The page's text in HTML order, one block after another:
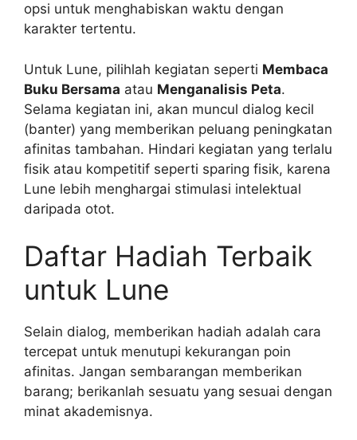
opsi untuk menghabiskan waktu dengan
karakter tertentu.
Untuk Lune, pilihlah kegiatan seperti Membaca
Buku Bersama atau Menganalisis Peta.
Selama kegiatan ini, akan muncul dialog kecil
(banter) yang memberikan peluang peningkatan
afinitas tambahan. Hindari kegiatan yang terlalu
fisik atau kompetitif seperti sparing fisik, karena
Lune lebih menghargai stimulasi intelektual
daripada otot.
Daftar Hadiah Terbaik
untuk Lune
Selain dialog, memberikan hadiah adalah cara
tercepat untuk menutupi kekurangan poin
afinitas. Jangan sembarangan memberikan
barang; berikanlah sesuatu yang sesuai dengan
minat akademisnya.